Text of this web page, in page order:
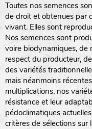
Toutes nos semences
de droit et obtenues par
vivant. Elles sont
Nos semences sont
voire biodynamiques, de
respect du producteur,
des variétés
mais néanmoins
multiplications, nos
résistance et leur
pédoclimatiques
critères de sélections sur
haies
zone sauvage